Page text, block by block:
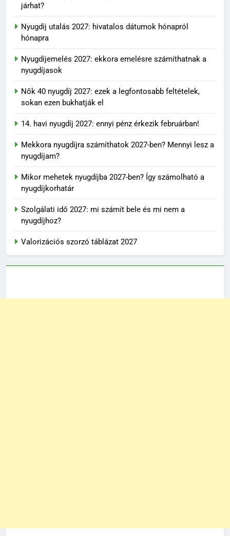
járhat?
Nyugdíj utalás 2027: hivatalos dátumok hónapról
hónapra
Nyugdíjemelés 2027: ekkora emelésre számíthatnak a
nyugdíjasok
Nők 40 nyugdíj 2027: ezek a legfontosabb feltételek,
sokan ezen bukhatják el
14. havi nyugdíj 2027: ennyi pénz érkezik februárban!
Mekkora nyugdíjra számíthatok 2027-ben? Mennyi lesz a
nyugdíjam?
Mikor mehetek nyugdíjba 2027-ben? Így számolható a
nyugdíjkorhatár
Szolgálati idő 2027: mi számít bele és mi nem a
nyugdíjhoz?
Valorizációs szorzó táblázat 2027